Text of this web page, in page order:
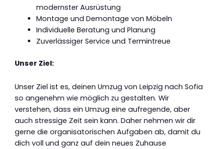
modernster Ausrüstung
Montage und Demontage von Möbeln
Individuelle Beratung und Planung
Zuverlässiger Service und Termintreue
Unser Ziel:
Unser Ziel ist es, deinen Umzug von Leipzig nach Sofia
so angenehm wie möglich zu gestalten. Wir
verstehen, dass ein Umzug eine aufregende, aber
auch stressige Zeit sein kann. Daher nehmen wir dir
gerne die organisatorischen Aufgaben ab, damit du
dich voll und ganz auf dein neues Zuhause